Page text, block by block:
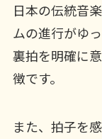
日本の伝統音
ムの進行がゆ
裏拍を明確に
徴です。
また、拍子を